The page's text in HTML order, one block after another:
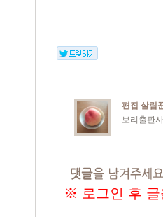
편집 살림
보리출판
※ 로그인 후 글